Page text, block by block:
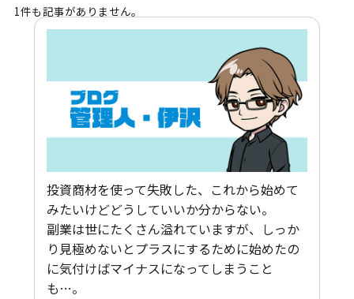
1件も記事がありません。
投資商材を使って失敗した、これから始めて
みたいけどどうしていいか分からない。
副業は世にたくさん溢れていますが、しっか
り見極めないとプラスにするために始めたの
に気付けばマイナスになってしまうこと
も…。